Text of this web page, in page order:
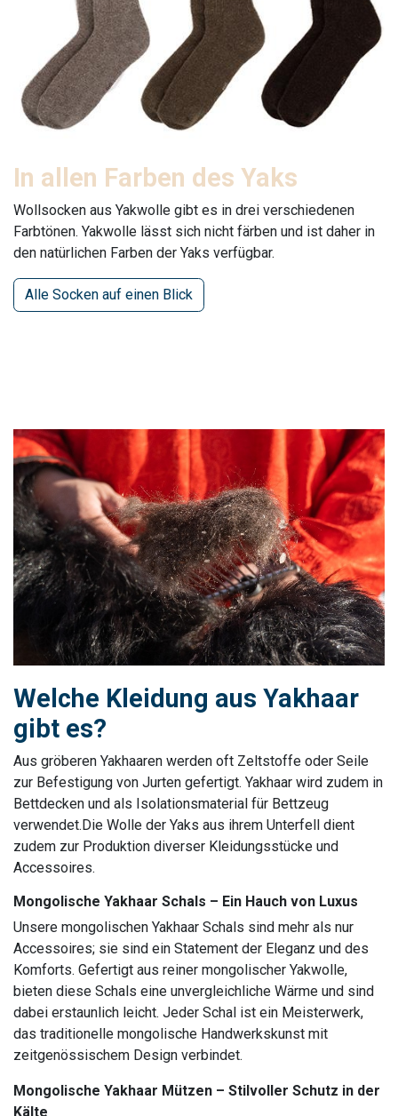
In allen Farben des Yaks
Wollsocken aus Yakwolle gibt es in drei verschiedenen
Farbtönen. Yakwolle lässt sich nicht färben und ist daher in
den natürlichen Farben der Yaks verfügbar.
Alle Socken auf einen Blick
Welche Kleidung aus Yakhaar
gibt es?
Aus gröberen Yakhaaren werden oft Zeltstoffe oder Seile
zur Befestigung von Jurten gefertigt. Yakhaar wird zudem in
Bettdecken und als Isolationsmaterial für Bettzeug
verwendet.Die Wolle der Yaks aus ihrem Unterfell dient
zudem zur Produktion diverser Kleidungsstücke und
Accessoires.
Mongolische Yakhaar Schals – Ein Hauch von Luxus
Unsere mongolischen Yakhaar Schals sind mehr als nur
Accessoires; sie sind ein Statement der Eleganz und des
Komforts. Gefertigt aus reiner mongolischer Yakwolle,
bieten diese Schals eine unvergleichliche Wärme und sind
dabei erstaunlich leicht. Jeder Schal ist ein Meisterwerk,
das traditionelle mongolische Handwerkskunst mit
zeitgenössischem Design verbindet.
​Mongolische Yakhaar Mützen – Stilvoller Schutz in der
Kälte